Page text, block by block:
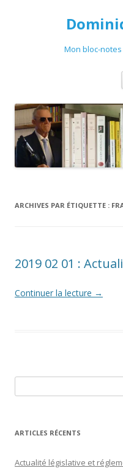
Mon bloc-
ARCHIVES PAR ÉTIQUETTE :
2019 02 01 :
Continuer la lecture →
ARTICLES RÉCENTS
Actualité législative et